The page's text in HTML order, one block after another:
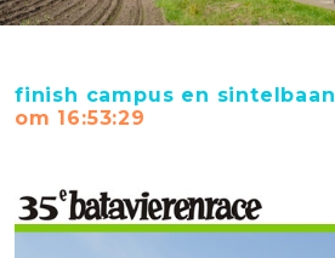
finish campus en sintelbaan
om 16:53:29